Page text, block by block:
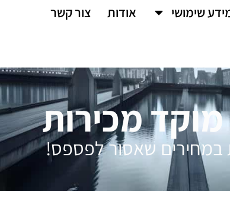
שימושי אודות צור קשר
מכירות
במחירים שאסור לפספס!